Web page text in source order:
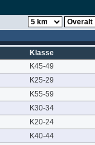
Klasse
K45-49
K25-29
K55-59
K30-34
K20-24
K40-44